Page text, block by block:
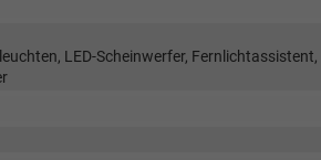
LED-Scheinwerfer,